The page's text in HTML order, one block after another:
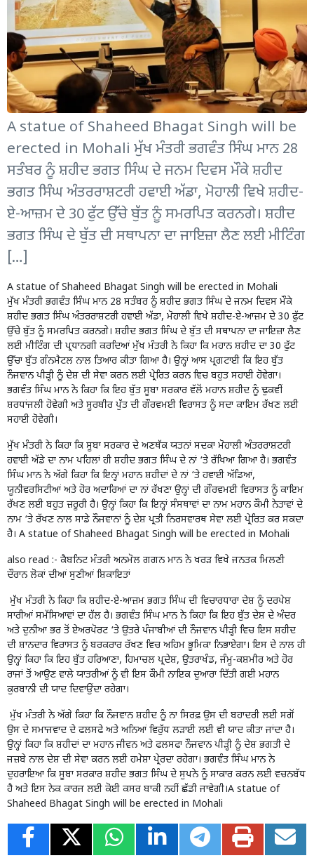
A statue of Shaheed Bhagat Singh will be
erected in Mohali ਮੁੱਖ ਮੰਤਰੀ ਭਗਵੰਤ ਸਿੰਘ ਮਾਨ 28
ਸਤੰਬਰ ਨੂੰ ਸ਼ਹੀਦ ਭਗਤ ਸਿੰਘ ਦੇ ਜਨਮ ਦਿਵਸ ਮੌਕੇ ਸ਼ਹੀਦ
ਭਗਤ ਸਿੰਘ ਅੰਤਰਰਾਸ਼ਟਰੀ ਹਵਾਈ ਅੱਡਾ, ਮੋਹਾਲੀ ਵਿਖੇ ਸ਼ਹੀਦ-
ਏ-ਆਜ਼ਮ ਦੇ 30 ਫੁੱਟ ਉੱਚੇ ਬੁੱਤ ਨੂੰ ਸਮਰਪਿਤ ਕਰਨਗੇ। ਸ਼ਹੀਦ
ਭਗਤ ਸਿੰਘ ਦੇ ਬੁੱਤ ਦੀ ਸਥਾਪਨਾ ਦਾ ਜਾਇਜ਼ਾ ਲੈਣ ਲਈ ਮੀਟਿੰਗ
[…]
A statue of Shaheed Bhagat Singh will be erected in Mohali
ਮੁੱਖ ਮੰਤਰੀ ਭਗਵੰਤ ਸਿੰਘ ਮਾਨ 28 ਸਤੰਬਰ ਨੂੰ ਸ਼ਹੀਦ ਭਗਤ ਸਿੰਘ ਦੇ ਜਨਮ ਦਿਵਸ ਮੌਕੇ
ਸ਼ਹੀਦ ਭਗਤ ਸਿੰਘ ਅੰਤਰਰਾਸ਼ਟਰੀ ਹਵਾਈ ਅੱਡਾ, ਮੋਹਾਲੀ ਵਿਖੇ ਸ਼ਹੀਦ-ਏ-ਆਜ਼ਮ ਦੇ 30 ਫੁੱਟ
ਉੱਚੇ ਬੁੱਤ ਨੂੰ ਸਮਰਪਿਤ ਕਰਨਗੇ। ਸ਼ਹੀਦ ਭਗਤ ਸਿੰਘ ਦੇ ਬੁੱਤ ਦੀ ਸਥਾਪਨਾ ਦਾ ਜਾਇਜ਼ਾ ਲੈਣ
ਲਈ ਮੀਟਿੰਗ ਦੀ ਪ੍ਰਧਾਨਗੀ ਕਰਦਿਆਂ ਮੁੱਖ ਮੰਤਰੀ ਨੇ ਕਿਹਾ ਕਿ ਮਹਾਨ ਸ਼ਹੀਦ ਦਾ 30 ਫੁੱਟ
ਉੱਚਾ ਬੁੱਤ ਗੰਨਮੈਟਲ ਨਾਲ ਤਿਆਰ ਕੀਤਾ ਗਿਆ ਹੈ। ਉਨ੍ਹਾਂ ਆਸ ਪ੍ਰਗਟਾਈ ਕਿ ਇਹ ਬੁੱਤ
ਨੌਜਵਾਨ ਪੀੜ੍ਹੀ ਨੂੰ ਦੇਸ਼ ਦੀ ਸੇਵਾ ਕਰਨ ਲਈ ਪ੍ਰੇਰਿਤ ਕਰਨ ਵਿਚ ਬਹੁਤ ਸਹਾਈ ਹੋਵੇਗਾ।
ਭਗਵੰਤ ਸਿੰਘ ਮਾਨ ਨੇ ਕਿਹਾ ਕਿ ਇਹ ਬੁੱਤ ਸੂਬਾ ਸਰਕਾਰ ਵੱਲੋਂ ਮਹਾਨ ਸ਼ਹੀਦ ਨੂੰ ਢੁਕਵੀਂ
ਸ਼ਰਧਾਂਜਲੀ ਹੋਵੇਗੀ ਅਤੇ ਸੂਰਬੀਰ ਪੁੱਤ ਦੀ ਗੌਰਵਮਈ ਵਿਰਾਸਤ ਨੂੰ ਸਦਾ ਕਾਇਮ ਰੱਖਣ ਲਈ
ਸਹਾਈ ਹੋਵੇਗੀ।
ਮੁੱਖ ਮੰਤਰੀ ਨੇ ਕਿਹਾ ਕਿ ਸੂਬਾ ਸਰਕਾਰ ਦੇ ਅਣਥੱਕ ਯਤਨਾਂ ਸਦਕਾ ਮੋਹਾਲੀ ਅੰਤਰਰਾਸ਼ਟਰੀ
ਹਵਾਈ ਅੱਡੇ ਦਾ ਨਾਮ ਪਹਿਲਾਂ ਹੀ ਸ਼ਹੀਦ ਭਗਤ ਸਿੰਘ ਦੇ ਨਾਂ ‘ਤੇ ਰੱਖਿਆ ਗਿਆ ਹੈ। ਭਗਵੰਤ
ਸਿੰਘ ਮਾਨ ਨੇ ਅੱਗੇ ਕਿਹਾ ਕਿ ਇਨ੍ਹਾਂ ਮਹਾਨ ਸ਼ਹੀਦਾਂ ਦੇ ਨਾਂ ‘ਤੇ ਹਵਾਈ ਅੱਡਿਆਂ,
ਯੂਨੀਵਰਸਿਟੀਆਂ ਅਤੇ ਹੋਰ ਅਦਾਰਿਆਂ ਦਾ ਨਾਂ ਰੱਖਣਾ ਉਨ੍ਹਾਂ ਦੀ ਗੌਰਵਮਈ ਵਿਰਾਸਤ ਨੂੰ ਕਾਇਮ
ਰੱਖਣ ਲਈ ਬਹੁਤ ਜ਼ਰੂਰੀ ਹੈ। ਉਨ੍ਹਾਂ ਕਿਹਾ ਕਿ ਇਨ੍ਹਾਂ ਸੰਸਥਾਵਾਂ ਦਾ ਨਾਮ ਮਹਾਨ ਕੌਮੀ ਨੇਤਾਵਾਂ ਦੇ
ਨਾਮ ‘ਤੇ ਰੱਖਣ ਨਾਲ ਸਾਡੇ ਨੌਜਵਾਨਾਂ ਨੂੰ ਦੇਸ਼ ਪ੍ਰਤੀ ਨਿਰਸਵਾਰਥ ਸੇਵਾ ਲਈ ਪ੍ਰੇਰਿਤ ਕਰ ਸਕਦਾ
ਹੈ। A statue of Shaheed Bhagat Singh will be erected in Mohali
also read :- ਕੈਬਨਿਟ ਮੰਤਰੀ ਅਨਮੋਲ ਗਗਨ ਮਾਨ ਨੇ ਖਰੜ ਵਿਖੇ ਜਨਤਕ ਮਿਲਣੀ
ਦੌਰਾਨ ਲੋਕਾਂ ਦੀਆਂ ਸੁਣੀਆਂ ਸ਼ਿਕਾਇਤਾਂ
ਮੁੱਖ ਮੰਤਰੀ ਨੇ ਕਿਹਾ ਕਿ ਸ਼ਹੀਦ-ਏ-ਆਜ਼ਮ ਭਗਤ ਸਿੰਘ ਦੀ ਵਿਚਾਰਧਾਰਾ ਦੇਸ਼ ਨੂੰ ਦਰਪੇਸ਼
ਸਾਰੀਆਂ ਸਮੱਸਿਆਵਾਂ ਦਾ ਹੱਲ ਹੈ। ਭਗਵੰਤ ਸਿੰਘ ਮਾਨ ਨੇ ਕਿਹਾ ਕਿ ਇਹ ਬੁੱਤ ਦੇਸ਼ ਦੇ ਅੰਦਰ
ਅਤੇ ਦੁਨੀਆ ਭਰ ਤੋਂ ਏਅਰਪੋਰਟ ‘ਤੇ ਉਤਰੇ ਪੰਜਾਬੀਆਂ ਦੀ ਨੌਜਵਾਨ ਪੀੜ੍ਹੀ ਵਿਚ ਇਸ ਸ਼ਹੀਦ
ਦੀ ਸ਼ਾਨਦਾਰ ਵਿਰਾਸਤ ਨੂੰ ਬਰਕਰਾਰ ਰੱਖਣ ਵਿਚ ਅਹਿਮ ਭੂਮਿਕਾ ਨਿਭਾਏਗਾ। ਇਸ ਦੇ ਨਾਲ ਹੀ
ਉਨ੍ਹਾਂ ਕਿਹਾ ਕਿ ਇਹ ਬੁੱਤ ਹਰਿਆਣਾ, ਹਿਮਾਚਲ ਪ੍ਰਦੇਸ਼, ਉਤਰਾਖੰਡ, ਜੰਮੂ-ਕਸ਼ਮੀਰ ਅਤੇ ਹੋਰ
ਰਾਜਾਂ ਤੋਂ ਆਉਣ ਵਾਲੇ ਯਾਤਰੀਆਂ ਨੂੰ ਵੀ ਇਸ ਕੌਮੀ ਨਾਇਕ ਦੁਆਰਾ ਦਿੱਤੀ ਗਈ ਮਹਾਨ
ਕੁਰਬਾਨੀ ਦੀ ਯਾਦ ਦਿਵਾਉਂਦਾ ਰਹੇਗਾ।
ਮੁੱਖ ਮੰਤਰੀ ਨੇ ਅੱਗੇ ਕਿਹਾ ਕਿ ਨੌਜਵਾਨ ਸ਼ਹੀਦ ਨੂੰ ਨਾ ਸਿਰਫ਼ ਉਸ ਦੀ ਬਹਾਦਰੀ ਲਈ ਸਗੋਂ
ਉਸ ਦੇ ਸਮਾਜਵਾਦ ਦੇ ਫਲਸਫੇ ਅਤੇ ਅਨਿਆਂ ਵਿਰੁੱਧ ਲੜਾਈ ਲਈ ਵੀ ਯਾਦ ਕੀਤਾ ਜਾਂਦਾ ਹੈ।
ਉਨ੍ਹਾਂ ਕਿਹਾ ਕਿ ਸ਼ਹੀਦਾਂ ਦਾ ਮਹਾਨ ਜੀਵਨ ਅਤੇ ਫਲਸਫਾ ਨੌਜਵਾਨ ਪੀੜ੍ਹੀ ਨੂੰ ਦੇਸ਼ ਭਗਤੀ ਦੇ
ਜਜ਼ਬੇ ਨਾਲ ਦੇਸ਼ ਦੀ ਸੇਵਾ ਕਰਨ ਲਈ ਹਮੇਸ਼ਾ ਪ੍ਰੇਰਦਾ ਰਹੇਗਾ। ਭਗਵੰਤ ਸਿੰਘ ਮਾਨ ਨੇ
ਦੁਹਰਾਇਆ ਕਿ ਸੂਬਾ ਸਰਕਾਰ ਸ਼ਹੀਦ ਭਗਤ ਸਿੰਘ ਦੇ ਸੁਪਨੇ ਨੂੰ ਸਾਕਾਰ ਕਰਨ ਲਈ ਵਚਨਬੱਧ
ਹੈ ਅਤੇ ਇਸ ਨੇਕ ਕਾਰਜ ਲਈ ਕੋਈ ਕਸਰ ਬਾਕੀ ਨਹੀਂ ਛੱਡੀ ਜਾਵੇਗੀ।A statue of
Shaheed Bhagat Singh will be erected in Mohali